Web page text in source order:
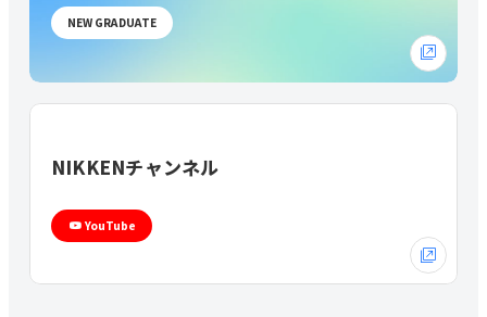
NEW GRADUATE
NIKKENチャンネル
YouTube